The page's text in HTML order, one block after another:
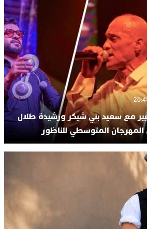
مع سعيد بني شيكر ورشيدة طلال
المتوسطي للناظور